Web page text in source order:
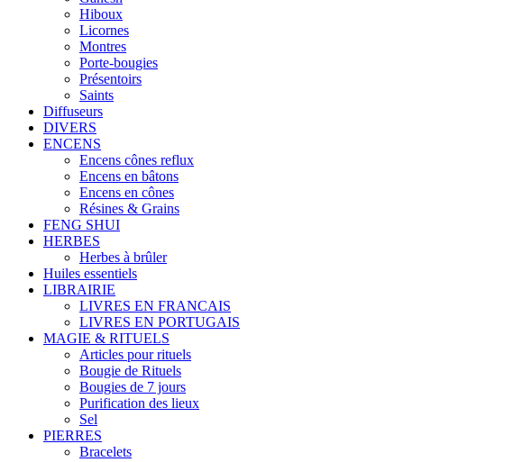
Hiboux
Licornes
Montres
Porte-bougies
Présentoirs
Saints
Diffuseurs
DIVERS
ENCENS
Encens cônes reflux
Encens en bâtons
Encens en cônes
Résines & Grains
FENG SHUI
HERBES
Herbes à brûler
Huiles essentiels
LIBRAIRIE
LIVRES EN FRANCAIS
LIVRES EN PORTUGAIS
MAGIE & RITUELS
Articles pour rituels
Bougie de Rituels
Bougies de 7 jours
Purification des lieux
Sel
PIERRES
Bracelets